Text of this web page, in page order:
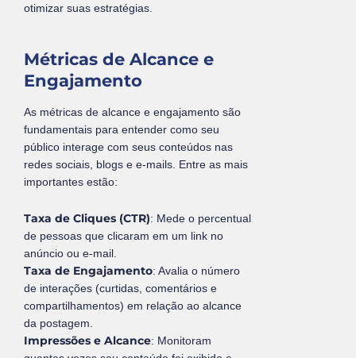
otimizar suas estratégias.
Métricas de Alcance e
Engajamento
As métricas de alcance e engajamento são
fundamentais para entender como seu
público interage com seus conteúdos nas
redes sociais, blogs e e-mails. Entre as mais
importantes estão:
Taxa de Cliques (CTR): Mede o percentual
de pessoas que clicaram em um link no
anúncio ou e-mail.
Taxa de Engajamento: Avalia o número
de interações (curtidas, comentários e
compartilhamentos) em relação ao alcance
da postagem.
Impressões e Alcance: Monitoram